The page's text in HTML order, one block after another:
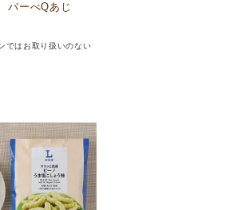
バーべQあじ
ではお取り扱いのない